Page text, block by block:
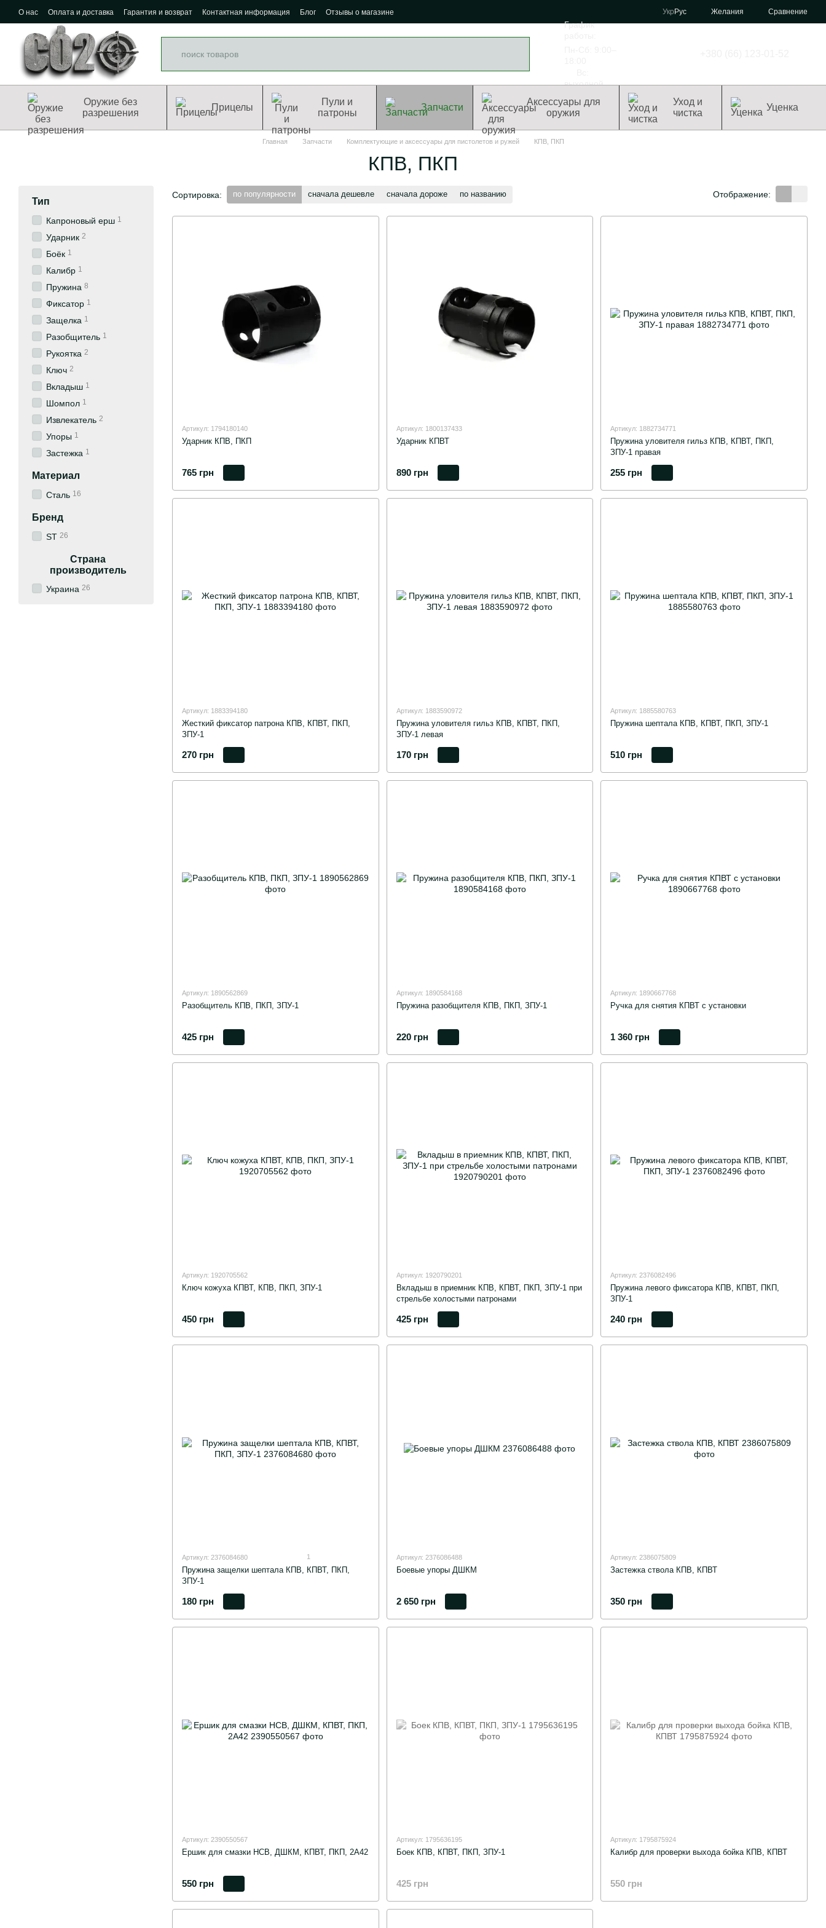
Перейти к основному контенту
О нас Оплата и доставка Гарантия и возврат Контактная информация Блог Отзывы о магазине Укр Рус Желания Сравнение
График
выходной
Оружие без
разрешения
Прицелы
Пули и
патроны
Запчасти
Аксессуары для
оружия
Уход и
чистка
Уценка
Главная Запчасти Комплектующие и аксессуары для пистолетов и ружей КПВ, ПКП
КПВ, ПКП
Сортировка: по популярности сначала дешевле сначала дороже по названию Отображение:
Артикул: 1794180140
Ударник КПВ, ПКП
765 грн
Артикул: 1800137433
Ударник КПВТ
890 грн
Артикул: 1882734771
Пружина уловителя гильз КПВ, КПВТ, ПКП,
ЗПУ-1 правая
255 грн
Артикул: 1883394180
Жесткий фиксатор патрона КПВ, КПВТ, ПКП,
ЗПУ-1
270 грн
Артикул: 1883590972
Пружина уловителя гильз КПВ, КПВТ, ПКП,
ЗПУ-1 левая
170 грн
Артикул: 1885580763
Пружина шептала КПВ, КПВТ, ПКП, ЗПУ-1
510 грн
Артикул: 1890562869
Разобщитель КПВ, ПКП, ЗПУ-1
425 грн
Артикул: 1890584168
Пружина разобщителя КПВ, ПКП, ЗПУ-1
220 грн
Артикул: 1890667768
Ручка для снятия КПВТ с установки
1 360 грн
Артикул: 1920705562
Ключ кожуха КПВТ, КПВ, ПКП, ЗПУ-1
450 грн
Артикул: 1920790201
Вкладыш в приемник КПВ, КПВТ, ПКП, ЗПУ-1 при
стрельбе холостыми патронами
425 грн
Артикул: 2376082496
Пружина левого фиксатора КПВ, КПВТ, ПКП,
ЗПУ-1
240 грн
Артикул: 2376084680 1
Пружина защелки шептала КПВ, КПВТ, ПКП,
ЗПУ-1
180 грн
Артикул: 2376086488
Боевые упоры ДШКМ
2 650 грн
Артикул: 2386075809
Застежка ствола КПВ, КПВТ
350 грн
Артикул: 2390550567
Ершик для смазки НСВ, ДШКМ, КПВТ, ПКП, 2А42
550 грн
Артикул: 1795636195
Боек КПВ, КПВТ, ПКП, ЗПУ-1
425 грн
Артикул: 1795875924
Калибр для проверки выхода бойка КПВ, КПВТ
550 грн
Тип
Капроновый ерш 1
Ударник 2
Боёк 1
Калибр 1
Пружина 8
Фиксатор 1
Защелка 1
Разобщитель 1
Рукоятка 2
Ключ 2
Вкладыш 1
Шомпол 1
Извлекатель 2
Упоры 1
Застежка 1
Материал
Сталь 16
Бренд
ST 26
Страна
производитель
Украина 26